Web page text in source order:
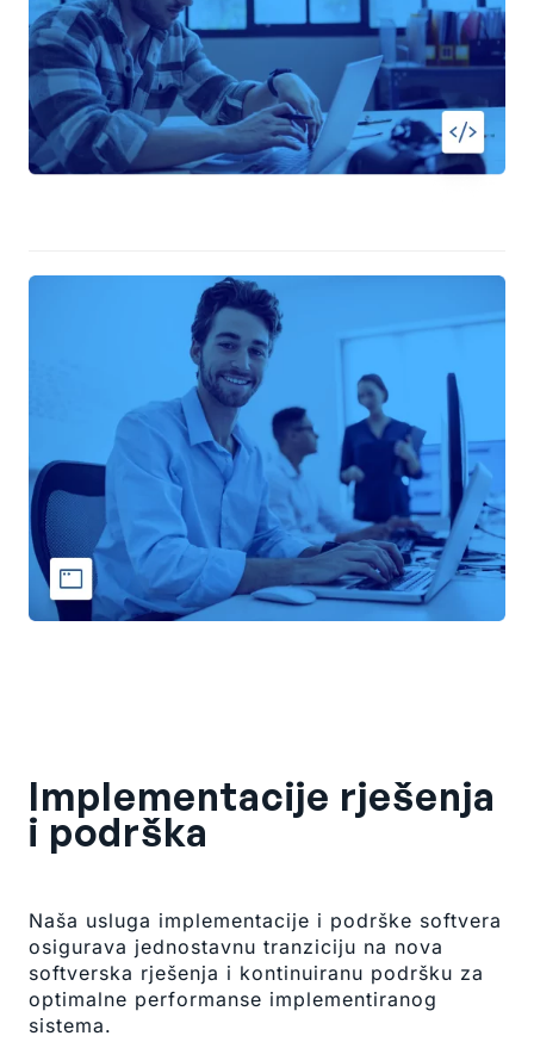
Implementacije rješenja
i podrška
Naša usluga implementacije i podrške softvera
osigurava jednostavnu tranziciju na nova
softverska rješenja i kontinuiranu podršku za
optimalne performanse implementiranog
sistema.